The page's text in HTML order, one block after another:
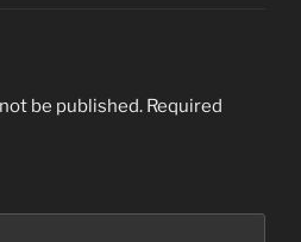
be published. Required